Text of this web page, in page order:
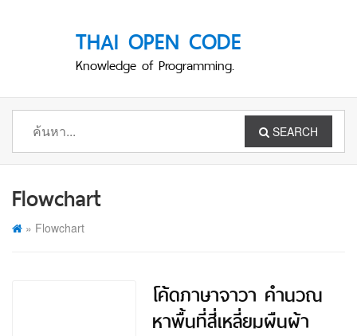
THAI OPEN CODE
Knowledge of Programming.
SEARCH
Flowchart
» Flowchart
โค้ดภาษาจาวา คำนวณ
หาพื้นที่สี่เหลี่ยมผืนผ้า